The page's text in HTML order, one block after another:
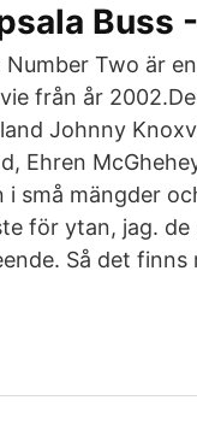
Buss
Two är
från år
Johnny
Ehren
i små mängder
för ytan, jag.
Så det